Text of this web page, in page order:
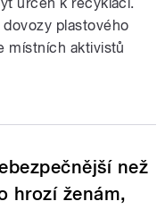
plastového
místních aktivistů
než
hrozí ženám,